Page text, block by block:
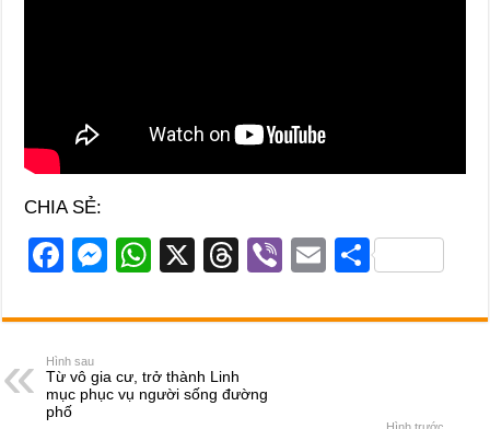
CHIA SẺ:
F
c
e
b
M
ss
n
W
at
A
X
T
e
d
Vi
er
E
ail
S
ar
Hình sau
Từ vô gia cư, trở thành Linh
mục phục vụ người sống đường
phố